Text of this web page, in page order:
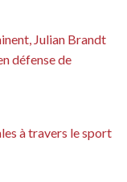
Julian Brandt
défense de
à travers le sport